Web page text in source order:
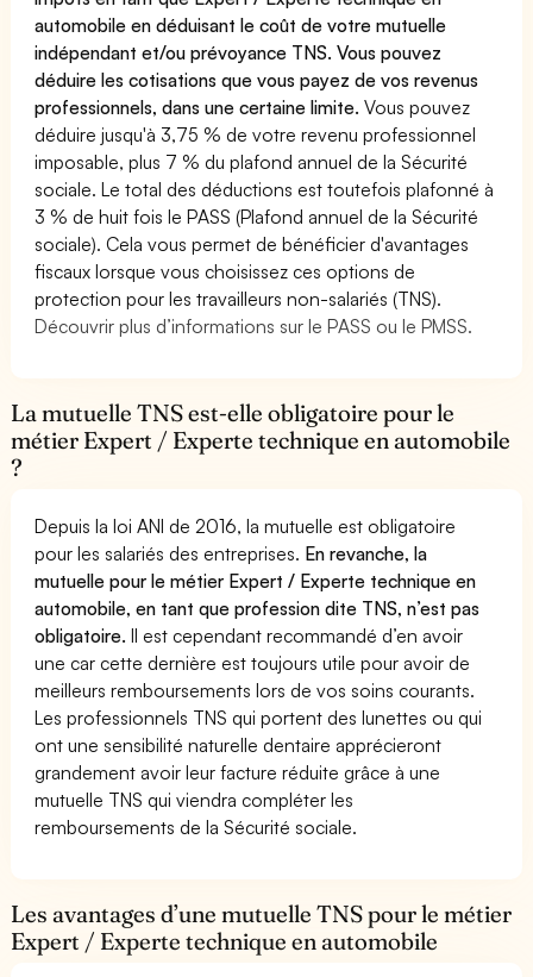
automobile en déduisant le coût de votre mutuelle
indépendant et/ou prévoyance TNS. Vous pouvez
déduire les cotisations que vous payez de vos revenus
professionnels, dans une certaine limite.Vous pouvez
déduire jusqu'à 3,75 % de votre revenu professionnel
imposable, plus 7 % du plafond annuel de la Sécurité
sociale. Le total des déductions est toutefois plafonné à
3 % de huit fois le PASS (Plafond annuel de la Sécurité
sociale). Cela vous permet de bénéficier d'avantages
fiscaux lorsque vous choisissez ces options de
protection pour les travailleurs non-salariés (TNS).
Découvrir plus d’informations sur le PASS ou le PMSS.
La mutuelle TNS est-elle obligatoire pour le
métier Expert / Experte technique en automobile
?
Depuis la loi ANI de 2016, la mutuelle est obligatoire
pour les salariés des entreprises. En revanche, la
mutuelle pour le métier Expert / Experte technique en
automobile, en tant que profession dite TNS, n’est pas
obligatoire.Il est cependant recommandé d’en avoir
une car cette dernière est toujours utile pour avoir de
meilleurs remboursements lors de vos soins courants.
Les professionnels TNS qui portent des lunettes ou qui
ont une sensibilité naturelle dentaire apprécieront
grandement avoir leur facture réduite grâce à une
mutuelle TNS qui viendra compléter les
remboursements de la Sécurité sociale.
Les avantages d’une mutuelle TNS pour le métier
Expert / Experte technique en automobile